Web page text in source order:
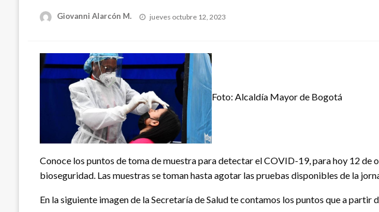
Giovanni Alarcón M.
Publicado
jueves octubre 12, 2023
Foto: Alcaldía Mayor de Bogotá
Conoce los puntos de toma de muestra para detectar el COVID-19, para hoy 12
bioseguridad. Las muestras se toman hasta agotar las pruebas disponibles de la
En la siguiente imagen de la Secretaría de Salud te contamos los puntos que a